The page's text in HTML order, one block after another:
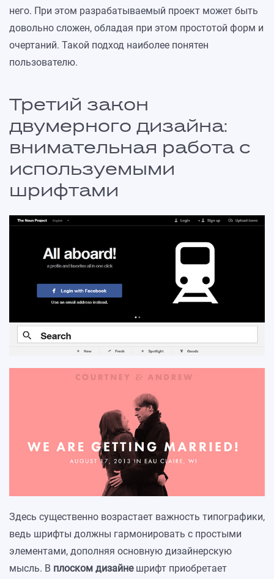
него. При этом разрабатываемый проект может быть
довольно сложен, обладая при этом простотой форм и
очертаний. Такой подход наиболее понятен
пользователю.
Третий закон
двумерного дизайна:
внимательная работа с
используемыми
шрифтами
Здесь существенно возрастает важность типографики,
ведь шрифты должны гармонировать с простыми
элементами, дополняя основную дизайнерскую
мысль. В плоском дизайнешрифт приобретает